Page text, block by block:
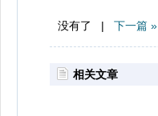
没有了 | 下一篇 »
相关文章